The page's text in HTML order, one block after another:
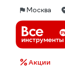
Москва
Акции